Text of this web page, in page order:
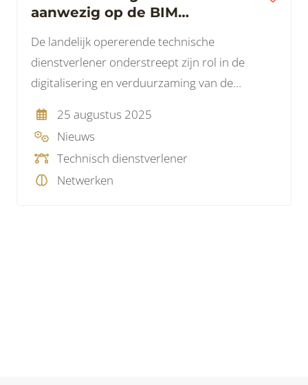
aanwezig op de BIM
De landelijk opererende technische
dienstverlener onderstreept zijn rol in de
digitalisering en verduurzaming van de
25 augustus 2025
Nieuws
Technisch dienstverlener
Netwerken